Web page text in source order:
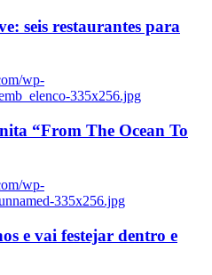
seis restaurantes para
wp-
335x256.jpg
“From The Ocean To
wp-
335x256.jpg
e vai festejar dentro e